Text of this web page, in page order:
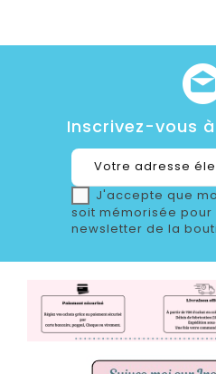
Inscrivez-vous
J'accepte que
soit mémorisée pour
newsletter de la